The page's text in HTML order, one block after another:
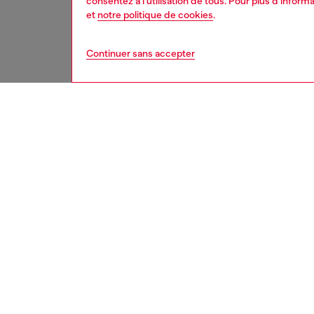
et notre politique de cookies.
Continuer sans accepter